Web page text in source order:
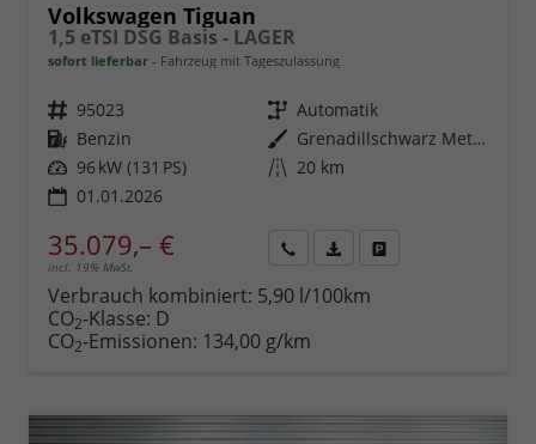
Volkswagen Tiguan
1,5 eTSI DSG Basis - LAGER
sofort lieferbar Fahrzeug mit Tageszulassung
Fahrzeugnr. 95023 Getriebe Automatik
Kraftstoff Benzin Außenfarbe
Grenadillschwarz Metallic (0E)
Leistung 96 kW (131 PS) Kilometerstand 20 km
01.01.2026
35.079,– €
incl. 19% MwSt.
anfordern
Datei,
Verbrauch kombiniert: 5,90 l/100km
CO2-Klasse: D
CO2-Emissionen: 134,00 g/km